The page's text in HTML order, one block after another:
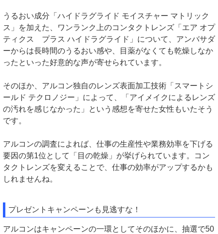
うるおい成分「ハイドラグライド モイスチャー マトリック
ス」を加えた、ワンランク上のコンタクトレンズ「エア オプ
ティクス プラス ハイドラグライド」について、アンバサダ
ーからは長時間のうるおい感や、目薬がなくても乾燥しなか
ったといった好意的な声が寄せられています。
そのほか、アルコン独自のレンズ表面加工技術「スマートシ
ールド テクロノジー」によって、「アイメイクによるレンズ
の汚れを感じなかった」という感想を寄せた女性もいたそう
です。
アルコンの調査によれば、仕事の生産性や業務効率を下げる
要因の第1位として「目の乾燥」が挙げられています。コン
タクトレンズを変えることで、仕事の効率がアップするかも
しれませんね。
プレゼントキャンペーンも見逃すな！
アルコンはキャンペーンの一環としてそのほかに、抽選で50